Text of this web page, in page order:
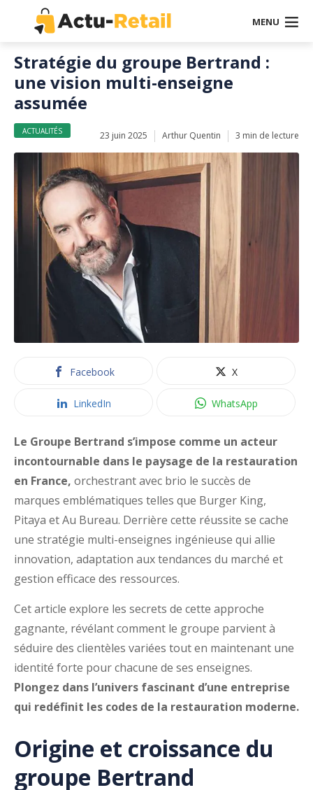
MENU
Stratégie du groupe Bertrand :
une vision multi-enseigne
assumée
ACTUALITÉS 23 juin 2025 Arthur Quentin 3 min de lecture
Facebook X
LinkedIn WhatsApp
Le Groupe Bertrand s’impose comme un acteur
incontournable dans le paysage de la restauration
en France, orchestrant avec brio le succès de
marques emblématiques telles que Burger King,
Pitaya et Au Bureau. Derrière cette réussite se cache
une stratégie multi-enseignes ingénieuse qui allie
innovation, adaptation aux tendances du marché et
gestion efficace des ressources.
Cet article explore les secrets de cette approche
gagnante, révélant comment le groupe parvient à
séduire des clientèles variées tout en maintenant une
identité forte pour chacune de ses enseignes.
Plongez dans l’univers fascinant d’une entreprise
qui redéfinit les codes de la restauration moderne.
Origine et croissance du
groupe Bertrand